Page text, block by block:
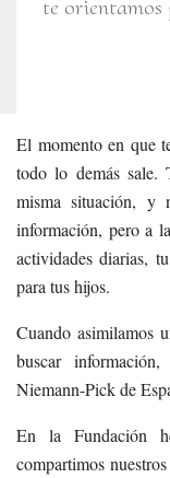
te orientamos
El momento en que
todo lo demás sale.
misma situación, y
información, pero a
actividades diarias,
para tus hijos.
Cuando asimilamos
buscar
Niemann-Pick de
En la Fundación
compartimos